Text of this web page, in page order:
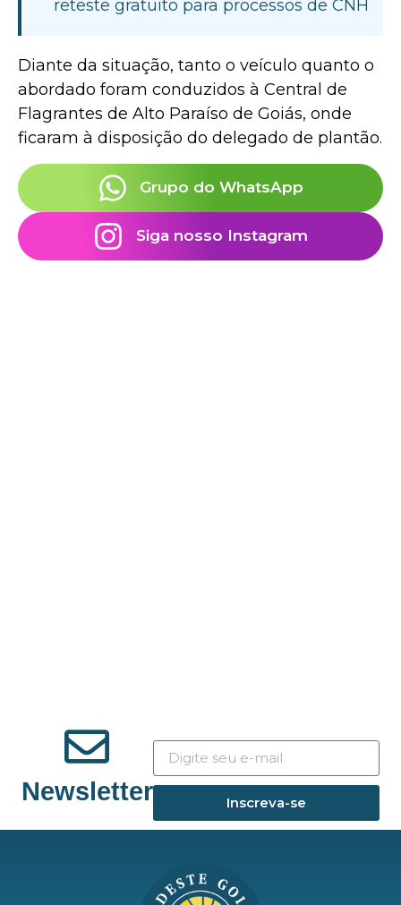
reteste gratuito para processos de CNH
Diante da situação, tanto o veículo quanto o
abordado foram conduzidos à Central de
Flagrantes de Alto Paraíso de Goiás, onde
ficaram à disposição do delegado de plantão.
Grupo do WhatsApp
Siga nosso Instagram
Newsletter Inscreva-se